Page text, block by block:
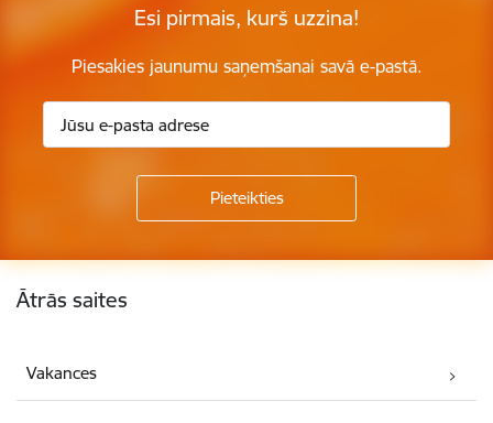
Esi pirmais, kurš uzzina!
Piesakies jaunumu saņemšanai savā e-pastā.
Kājene
Ātrās saites
Vakances